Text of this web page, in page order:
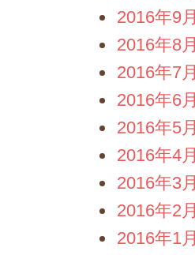
2016年9
2016年8
2016年7
2016年6
2016年5
2016年4
2016年3
2016年2
2016年1